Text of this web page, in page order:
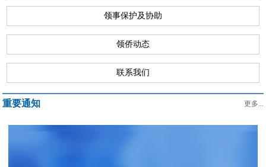
领事保护及协助
领侨动态
联系我们
重要通知 更多...